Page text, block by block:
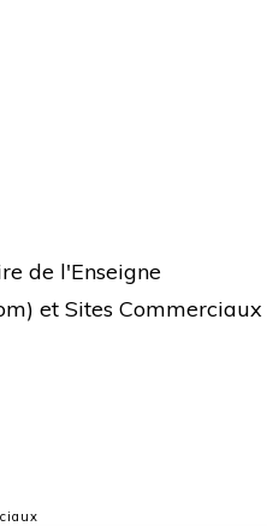
de l'Enseigne
) et Sites Commerciaux